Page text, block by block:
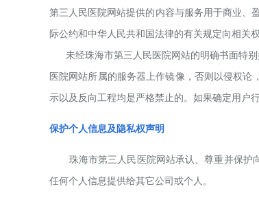
第三人民 医院网站提供的内容与服务用于商业、
际公约和中华人民共和国法律的有关规定向相关
未经珠海市第三 人民医院网站的明确书面特
医院网站所属的服务器上作镜像，否则以侵权
示以及反向工程均是严格禁止的。如果确定用户
保护个人信息及隐私权声明
珠海市第三 人民医院 网站承认、尊重并保护
任何个人信息提供给其它公司或个人。